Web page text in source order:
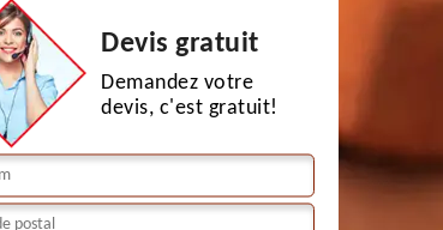
Devis gratuit
Demandez votre
devis, c'est gratuit!